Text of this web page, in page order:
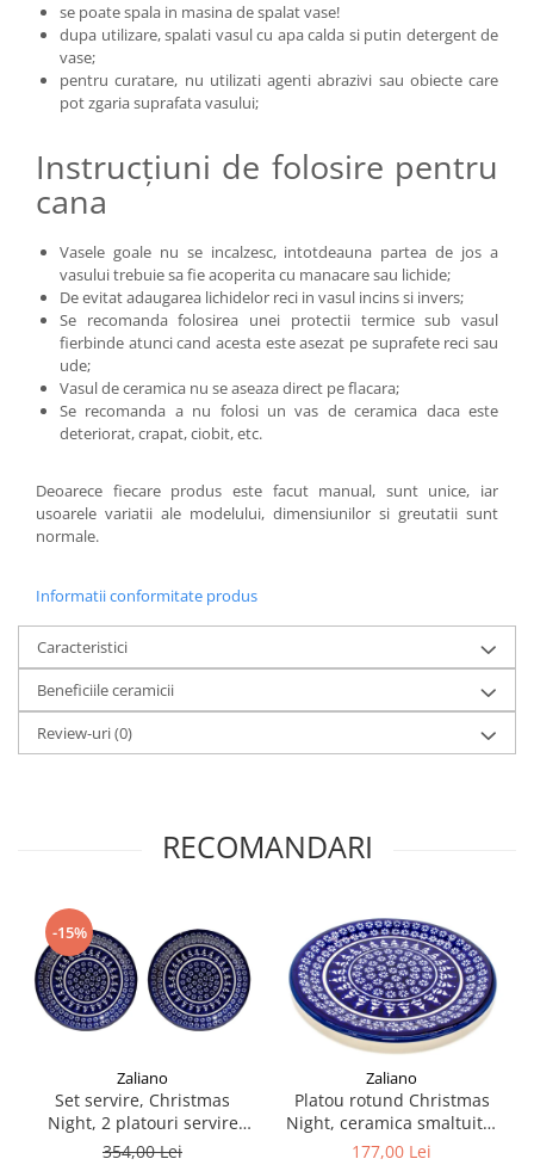
se poate spala in masina de spalat vase!
dupa utilizare, spalati vasul cu apa calda si putin detergent de
vase;
pentru curatare, nu utilizati agenti abrazivi sau obiecte care
pot zgaria suprafata vasului;
Instrucțiuni de folosire pentru
cana
Vasele goale nu se incalzesc, intotdeauna partea de jos a
vasului trebuie sa fie acoperita cu manacare sau lichide;
De evitat adaugarea lichidelor reci in vasul incins si invers;
Se recomanda folosirea unei protectii termice sub vasul
fierbinde atunci cand acesta este asezat pe suprafete reci sau
ude;
Vasul de ceramica nu se aseaza direct pe flacara;
Se recomanda a nu folosi un vas de ceramica daca este
deteriorat, crapat, ciobit, etc.
Deoarece fiecare produs este facut manual, sunt unice, iar
usoarele variatii ale modelului, dimensiunilor si greutatii sunt
normale.
Informatii conformitate produs
Caracteristici
Beneficiile ceramicii
Review-uri(0)
RECOMANDARI
-15%
Zaliano
Set servire, Christmas
Night, 2 platouri servire
27,2 cm, ceramica poloneza
354,00 Lei
Zaliano
Platou rotund Christmas
Night, ceramica smaltuita,
pictata manual 27,2 cm
177,00 Lei